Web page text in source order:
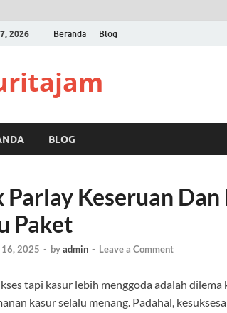
2026 Beranda Blog
BLOG
Parlay Keseruan
Paket
16, 2025 - byadmin - Leave a Comment
tapi kasur lebih menggoda adalah
kasur selalu menang. Padahal,